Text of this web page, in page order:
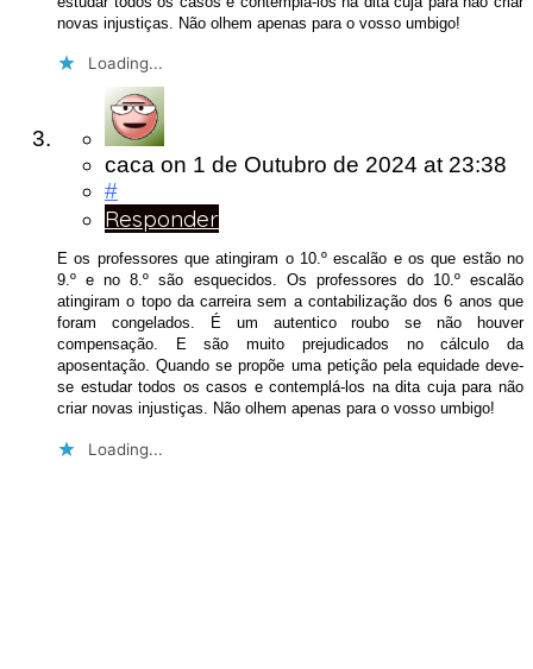
novas injustiças. Não olhem apenas para o vosso umbigo!
Loading...
caca on 1 de Outubro de 2024 at 23:38
#
Responder
E os professores que atingiram o 10.º escalão e os que estão no
9.º e no 8.º são esquecidos. Os professores do 10.º escalão
atingiram o topo da carreira sem a contabilização dos 6 anos que
foram congelados. É um autentico roubo se não houver
compensação. E são muito prejudicados no cálculo da
aposentação. Quando se propõe uma petição pela equidade deve-
se estudar todos os casos e contemplá-los na dita cuja para não
criar novas injustiças. Não olhem apenas para o vosso umbigo!
Loading...